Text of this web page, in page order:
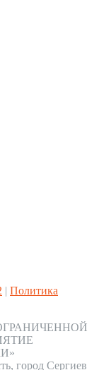
| Политика
город Сергиев